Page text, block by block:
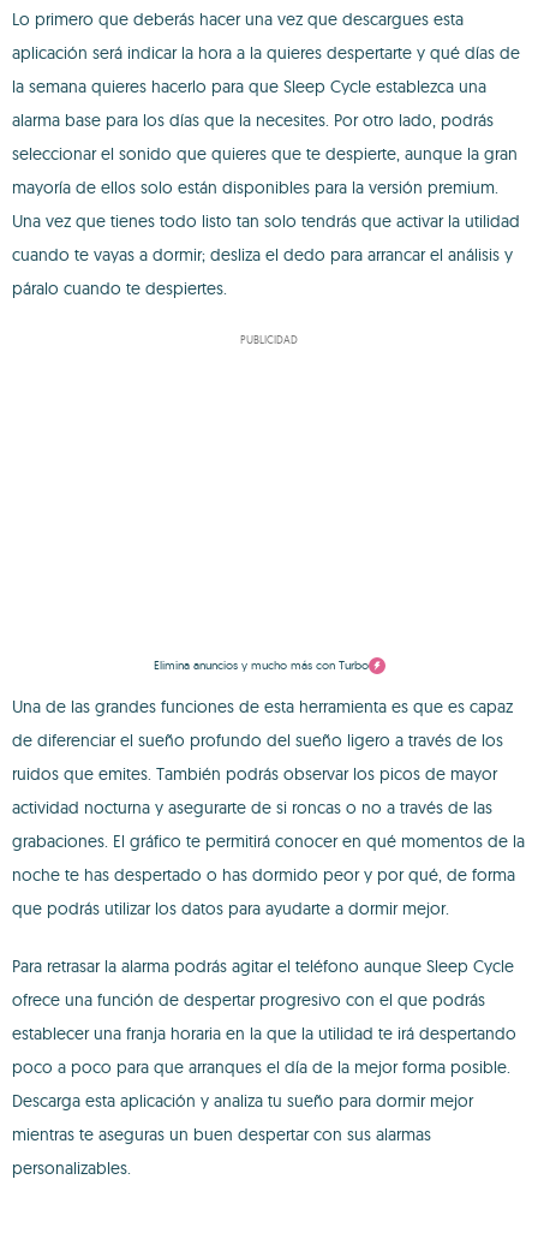
Lo primero que deberás hacer una vez que descargues esta
aplicación será indicar la hora a la quieres despertarte y qué días de
la semana quieres hacerlo para que Sleep Cycle establezca una
alarma base para los días que la necesites. Por otro lado, podrás
seleccionar el sonido que quieres que te despierte, aunque la gran
mayoría de ellos solo están disponibles para la versión premium.
Una vez que tienes todo listo tan solo tendrás que activar la utilidad
cuando te vayas a dormir; desliza el dedo para arrancar el análisis y
páralo cuando te despiertes.
PUBLICIDAD
Elimina anuncios y mucho más con Turbo
Una de las grandes funciones de esta herramienta es que es capaz
de diferenciar el sueño profundo del sueño ligero a través de los
ruidos que emites. También podrás observar los picos de mayor
actividad nocturna y asegurarte de si roncas o no a través de las
grabaciones. El gráfico te permitirá conocer en qué momentos de la
noche te has despertado o has dormido peor y por qué, de forma
que podrás utilizar los datos para ayudarte a dormir mejor.
Para retrasar la alarma podrás agitar el teléfono aunque Sleep Cycle
ofrece una función de despertar progresivo con el que podrás
establecer una franja horaria en la que la utilidad te irá despertando
poco a poco para que arranques el día de la mejor forma posible.
Descarga esta aplicación y analiza tu sueño para dormir mejor
mientras te aseguras un buen despertar con sus alarmas
personalizables.